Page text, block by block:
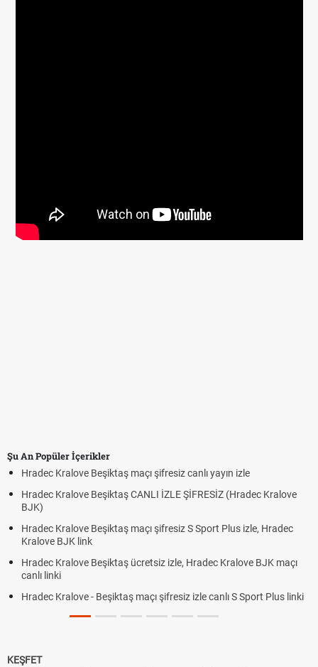
Şu An Popüler İçerikler
yayın izle
(Hradec Kralove
Plus izle, Hradec
Kralove BJK maçı
canlı S Sport Plus linki
Hradec Kralove - Beşiktaş maçı şifresiz
Hradec Kralove Beşiktaş maçı şifresiz
Trivela Nedir? Trivela Vuruşu Nasıl Yapılır?
Plonjon Nedir? Kalecilikte Plonjon Hareketi
KEŞFET